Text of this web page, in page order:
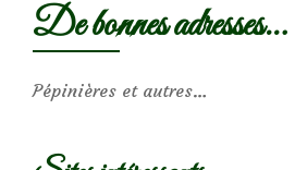
De bonnes adresses…
Pépinières et autres…